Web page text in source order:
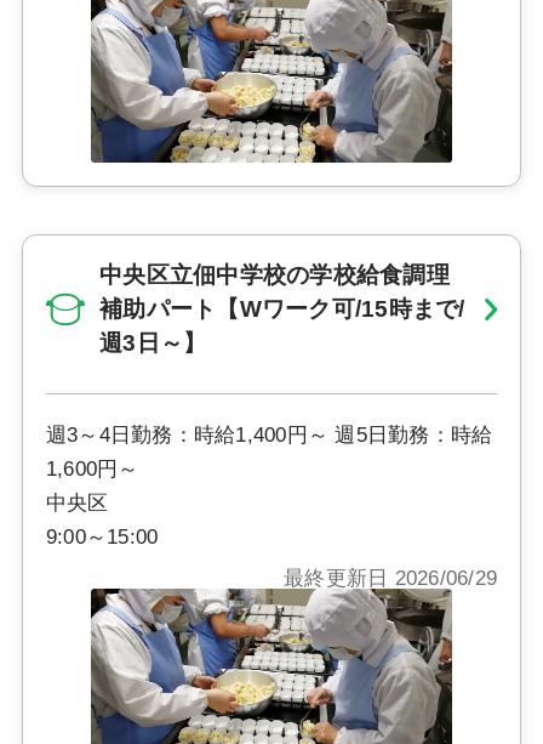
中央区立佃中学校の学校給食調理
補助パート【Wワーク可/15時まで/
週3日～】
週3～4日勤務：時給1,400円～ 週5日勤務：時給
1,600円～
中央区
9:00～15:00
最終更新日 2026/06/29